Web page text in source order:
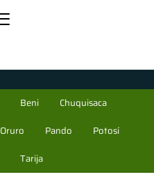
Beni
Chuquisaca
Oruro Pando
Potosí
Tarija